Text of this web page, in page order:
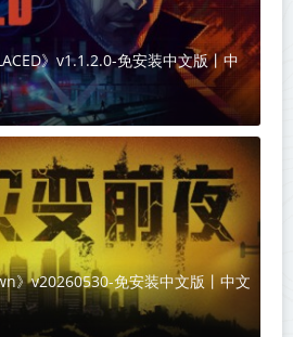
》v1.1.2.0-免安装中文版丨中
》v20260530-免安装中文版丨中文